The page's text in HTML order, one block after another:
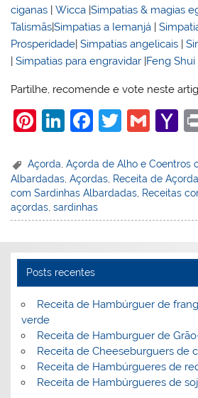
ciganas |Wicca |Simpatias & magias
Talismãs|Simpatias a Iemanjá |
Prosperidade|Simpatias angelicais |
|Simpatias para engravidar |Feng Shui
Partilhe, recomende e vote neste
Pi
er
e
st
Li
k
e
dI
F
c
e
b
o
k
T
itt
er
G
ai
l
Y
h
o
ai
Açorda ,Açorda de Alho e Coentros
Albardadas ,Açordas Receita de
com Sardinhas Albardadas Receitas
açordas ,sardinhas
Posts recentes
Receita de Hambúrguer de
verde
Receita de Hamburguer de
Receita de Cheeseburguers de
Receita de Hambúrgueres de
Receita de Hambúrgueres de